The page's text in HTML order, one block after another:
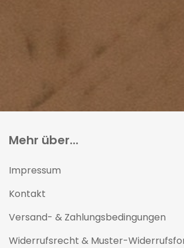
Mehr über...
Impressum
Kontakt
Versand- & Zahlungsbedingungen
Widerrufsrecht & Muster-